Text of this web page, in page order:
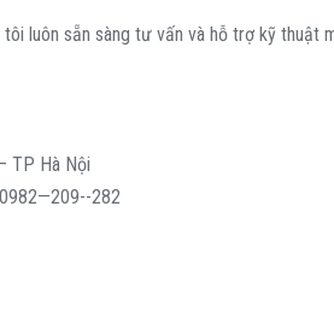
luôn sẵn sàng tư vấn và hỗ trợ kỹ thuật
TP Hà Nội
282